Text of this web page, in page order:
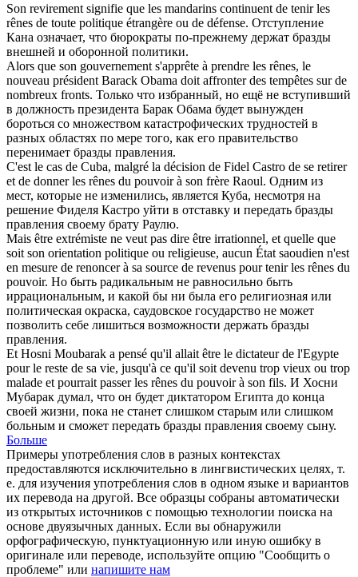
Son revirement signifie que les mandarins continuent de tenir les
rênes de toute politique étrangère ou de défense. Отступление
Кана означает, что бюрократы по-прежнему держат бразды
внешней и оборонной политики.
Alors que son gouvernement s'apprête à prendre les rênes, le
nouveau président Barack Obama doit affronter des tempêtes sur de
nombreux fronts. Только что избранный, но ещё не вступивший
в должность президента Барак Обама будет вынужден
бороться со множеством катастрофических трудностей в
разных областях по мере того, как его правительство
перенимает бразды правления.
C'est le cas de Cuba, malgré la décision de Fidel Castro de se retirer
et de donner les rênes du pouvoir à son frère Raoul. Одним из
мест, которые не изменились, является Куба, несмотря на
решение Фиделя Кастро уйти в отставку и передать бразды
правления своему брату Раулю.
Mais être extrémiste ne veut pas dire être irrationnel, et quelle que
soit son orientation politique ou religieuse, aucun État saoudien n'est
en mesure de renoncer à sa source de revenus pour tenir les rênes du
pouvoir. Но быть радикальным не равносильно быть
иррациональным, и какой бы ни была его религиозная или
политическая окраска, саудовское государство не может
позволить себе лишиться возможности держать бразды
правления.
Et Hosni Moubarak a pensé qu'il allait être le dictateur de l'Egypte
pour le reste de sa vie, jusqu'à ce qu'il soit devenu trop vieux ou trop
malade et pourrait passer les rênes du pouvoir à son fils. И Хосни
Мубарак думал, что он будет диктатором Египта до конца
своей жизни, пока не станет слишком старым или слишком
больным и сможет передать бразды правления своему сыну.
Больше
Примеры употребления слов в разных контекстах
предоставляются исключительно в лингвистических целях, т.
е. для изучения употребления слов в одном языке и вариантов
их перевода на другой. Все образцы собраны автоматически
из открытых источников с помощью технологии поиска на
основе двуязычных данных. Если вы обнаружили
орфографическую, пунктуационную или иную ошибку в
оригинале или переводе, используйте опцию "Сообщить о
проблеме" или напишите нам